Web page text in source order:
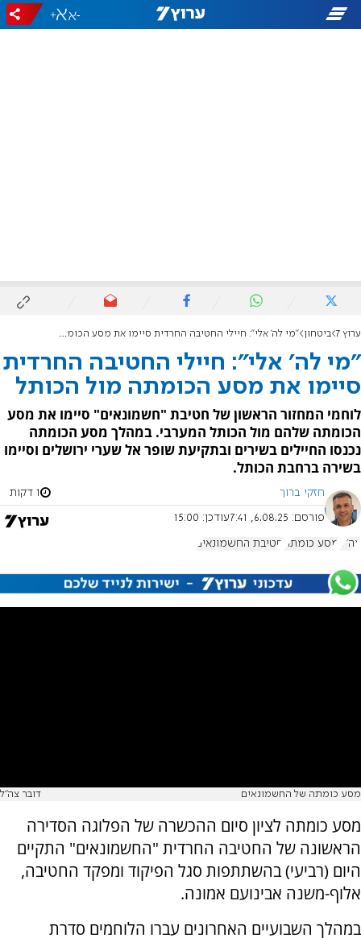
-
+
ערוץ 7 ביטחון "מי לה' אלי": חיילי החטיבה החרדית סיימו את מסע הכומתה מול הכותל
"מי לה' אלי": חיילי החטיבה החרדית
סיימו את מסע הכומתה מול הכותל
לוחמי המחזור הראשון של חטיבת "חשמונאים" סיימו את מסע
הכומתה שלהם מול הכותל המערבי. במהלך מסע הכומתה
נכנסו החיילים בשירים ובתקיעת שופר אל שערי ירושלים וסיימו
בשירה ברחבת הכותל.
חזקי ברוך 1 דקות
פורסם: 6.08.25, 7:41 עודכן: 15:00
צה"ל מסע כומתה חטיבת החשמונאים
מסע כומתה של החשמונאים דובר צה"ל
מסע כומתה לציון סיום ההכשרה של הפלוגה הסדירה
הראשונה של החטיבה החרדית "החשמונאים" התקיים
היום (רביעי) בהשתתפות סגל הפיקוד ומפקד החטיבה,
אלוף-משנה אבינועם אמונה.
במהלך השבועיים האחרונים עברו הלוחמים סדרת